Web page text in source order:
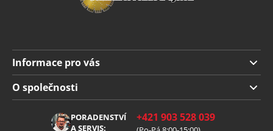
Informace pro vás
Doprava a platba
Obchodní podmínky
Reklamace
O společnosti
PORADENSTVÍ
A SERVIS:
+421 903 528 039